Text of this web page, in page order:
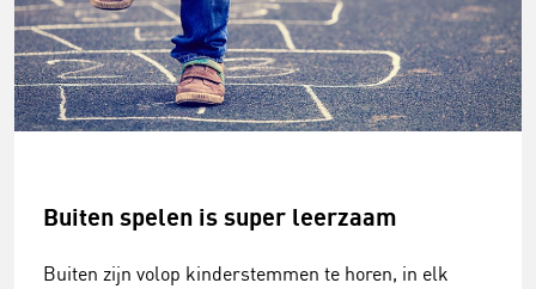
Buiten spelen is super leerzaam
Buiten zijn volop kinderstemmen te horen, in elk